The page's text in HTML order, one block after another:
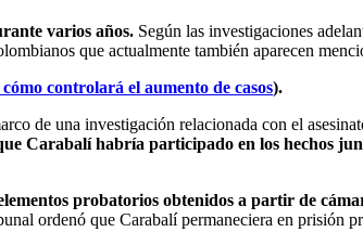
varios años. Según las investigaciones
que actualmente también aparecen
controlará el aumento de casos).
de una investigación relacionada con el
Carabalí habría participado en los hechos
probatorios obtenidos a partir de
ordenó que Carabalí permaneciera en prisión